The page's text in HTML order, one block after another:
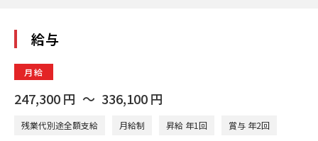
給与
月給
247,300円 〜 336,100円
残業代別途全額支給 月給制 昇給 年1回 賞与 年2回